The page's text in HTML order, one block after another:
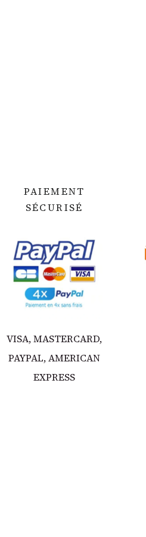
PAIEMENT
SÉCURISÉ
VISA, MASTERCARD,
PAYPAL, AMERICAN
EXPRESS